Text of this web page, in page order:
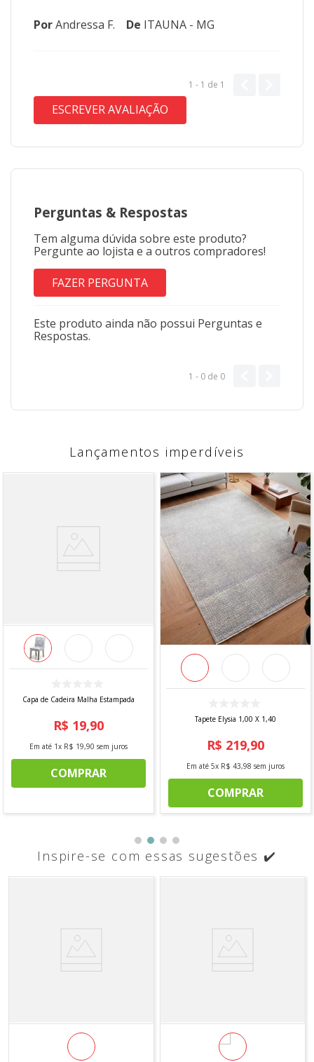
PorAndressa F. De ITAUNA - MG
1 - 1 de 1
ESCREVER AVALIAÇÃO
Perguntas & Respostas
Tem alguma dúvida sobre este produto?
Pergunte ao lojista e a outros compradores!
FAZER PERGUNTA
Este produto ainda não possui Perguntas e
Respostas.
1 - 0 de 0
Lançamentos imperdíveis
Capa de Cadeira Malha Estampada
R$ 19,90
Em até 1x R$ 19,90 sem juros
COMPRAR
Tapete Elysia 1,00 X 1,40
R$ 219,90
Em até 5x R$ 43,98 sem juros
COMPRAR
Inspire-se com essas sugestões ✔️